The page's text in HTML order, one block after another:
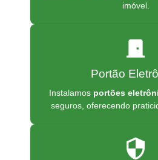
imóvel.
door_front
Portão
Instalamos portões
seguros, oferecendo
security